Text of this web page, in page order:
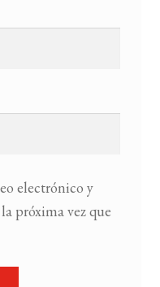
electrónico y
próxima vez que